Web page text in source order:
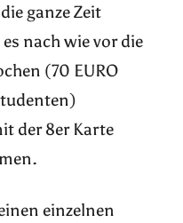
ganze Zeit
nach wie vor die
(70 EURO
der 8er Karte
einzelnen